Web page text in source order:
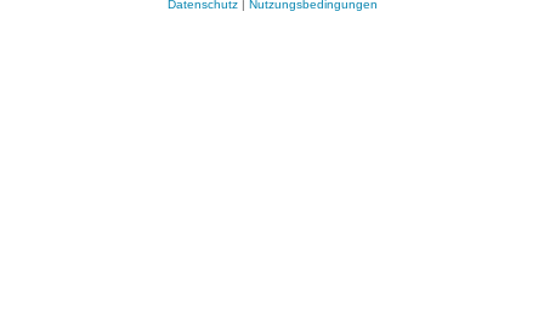
Datenschutz| Nutzungsbedingungen